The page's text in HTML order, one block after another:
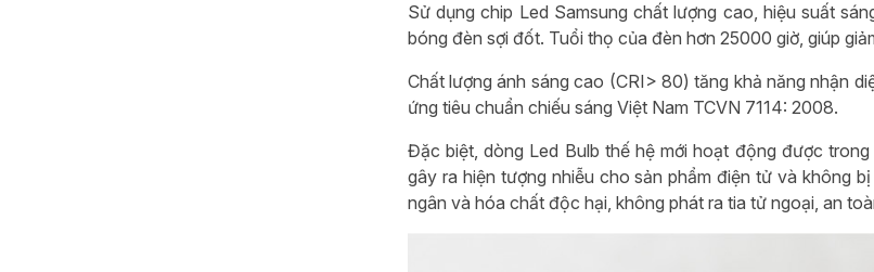
Sử dụng chip Led Samsung chất lượng cao, hiệu suất
bóng đèn sợi đốt. Tuổi thọ của đèn hơn 25000 giờ, giúp
Chất lượng ánh sáng cao (CRI> 80) tăng khả năng nhận
ứng tiêu chuẩn chiếu sáng Việt Nam TCVN 7114: 2008.
Đặc biệt, dòng Led Bulb thế hệ mới hoạt động được
gây ra hiện tượng nhiễu cho sản phẩm điện tử và không
ngân và hóa chất độc hại, không phát ra tia tử ngoại, an